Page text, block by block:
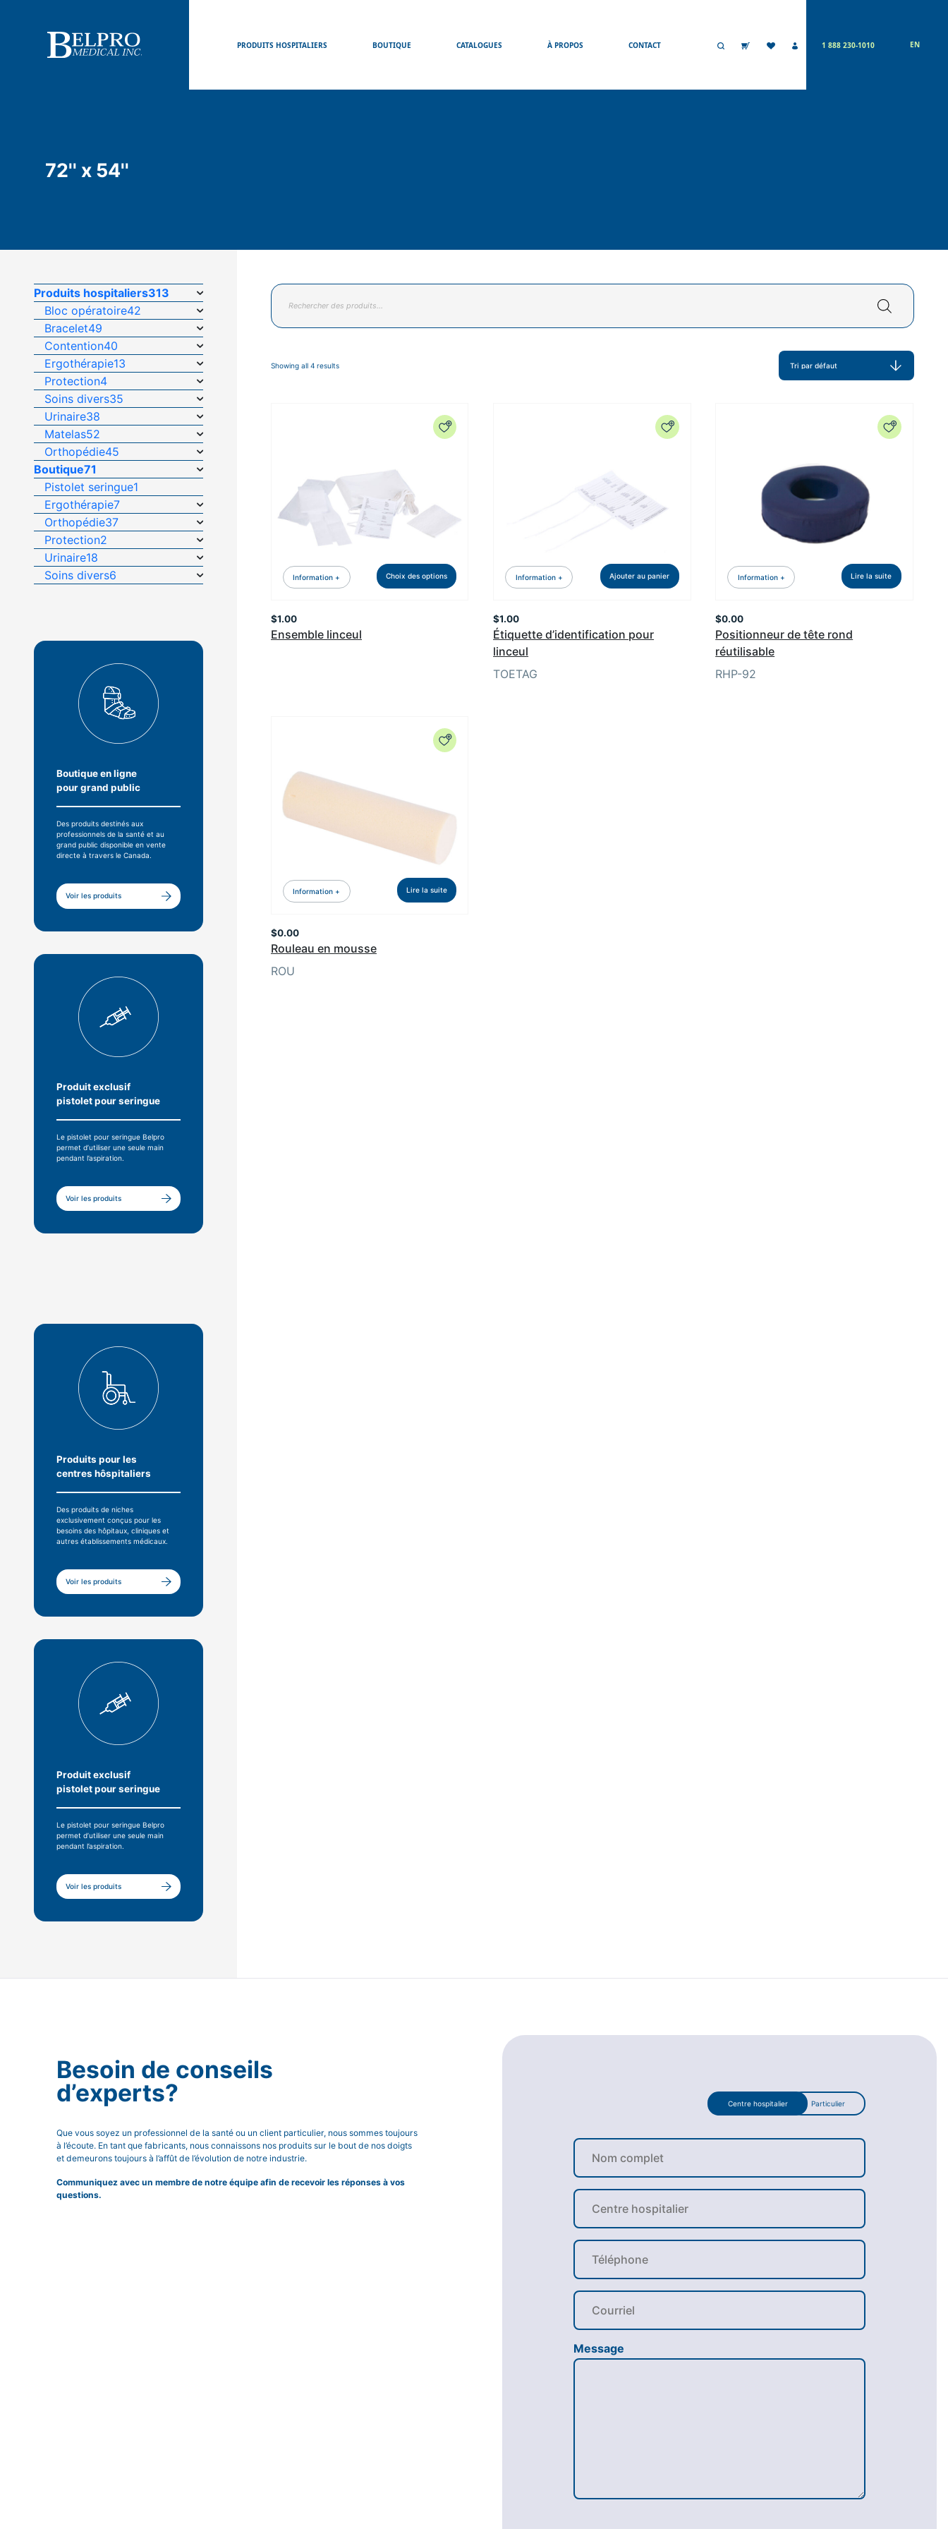
PRODUITS HOSPITALIERS BOUTIQUE CATALOGUES À PROPOS CONTACT 1 888 230-1010 EN
72'' x 54''
Produits hospitaliers313
Bloc opératoire42
Bracelet49
Contention40
Ergothérapie13
Protection4
Soins divers35
Urinaire38
Matelas52
Orthopédie45
Boutique71
Pistolet seringue1
Ergothérapie7
Orthopédie37
Protection2
Urinaire18
Soins divers6
Boutique en ligne
pour grand public
Des produits destinés aux
professionnels de la santé et au
grand public disponible en vente
directe à travers le Canada.
Voir les produits
Produit exclusif
pistolet pour seringue
Le pistolet pour seringue Belpro
permet d’utiliser une seule main
pendant l’aspiration.
Voir les produits
Produits pour les
centres hôspitaliers
Des produits de niches
exclusivement conçus pour les
besoins des hôpitaux, cliniques et
autres établissements médicaux.
Voir les produits
Produit exclusif
pistolet pour seringue
Le pistolet pour seringue Belpro
permet d’utiliser une seule main
pendant l’aspiration.
Voir les produits
Recherche
produits
Showing all 4 results
Information + Choix des options
Ensemble linceul
$1.00
Information + Ajouter au panier
Étiquette d’identification pour
linceul
$1.00
TOETAG
Information + Lire la suite
Positionneur de tête rond
réutilisable
$0.00
RHP-92
Information + Lire la suite
Rouleau en mousse
$0.00
ROU
Besoin de conseils
d’experts?
Que vous soyez un professionnel de la santé ou un client particulier, nous sommes toujours
à l’écoute. En tant que fabricants, nous connaissons nos produits sur le bout de nos doigts
et demeurons toujours à l’affût de l’évolution de notre industrie.
Communiquez avec un membre de notre équipe afin de recevoir les réponses à vos
questions.
Centre hospitalier Particulier
Message